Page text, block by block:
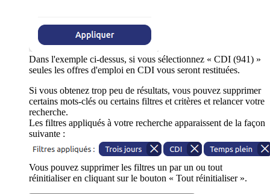
Dans l'exemple ci-dessus, si vous sélectionnez « CDI (941) »
seules les offres d'emploi en CDI vous seront restituées.
Si vous obtenez trop peu de résultats, vous pouvez supprimer
certains mots-clés ou certains filtres et critères et relancer votre
recherche.
Les filtres appliqués à votre recherche apparaissent de la façon
suivante :
Vous pouvez supprimer les filtres un par un ou tout
réinitialiser en cliquant sur le bouton « Tout réinitialiser ».